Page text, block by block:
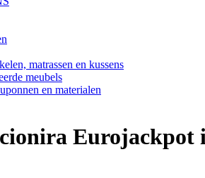
matrassen en kussens
meubels
en materialen
Eurojackpot